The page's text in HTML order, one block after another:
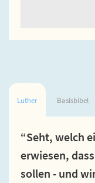
Luther Basisbibel
“Seht, welch
erwiesen,
sollen - und